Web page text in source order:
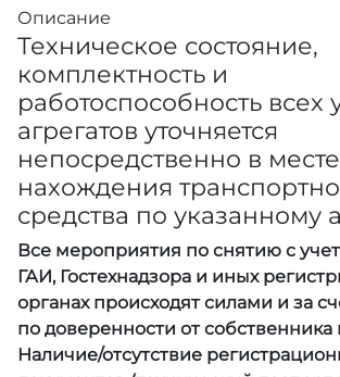
Описание
Техническое состояние,
комплектность и
работоспособность всех
агрегатов уточняется
непосредственно в месте
нахождения
средства по указанному
Все мероприятия по снятию с
ГАИ, Гостехнадзора и иных
органах происходят силами и за
по доверенности от
Наличие/отсутствие